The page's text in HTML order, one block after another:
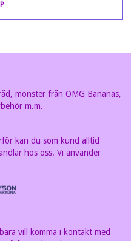
mönster från OMG Bananas,
m.m.
kan du som kund alltid
hos oss. Vi använder
vill komma i kontakt med